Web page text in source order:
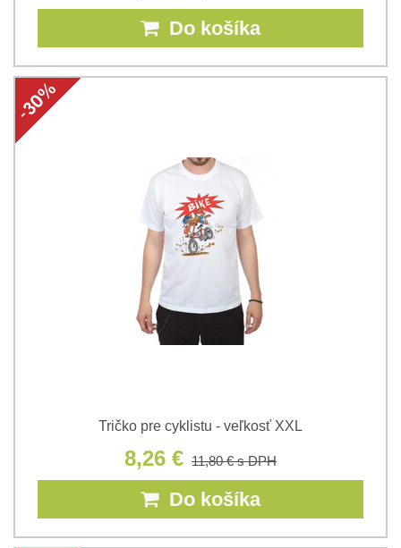
Do košíka
Tričko pre cyklistu - veľkosť XXL
8,26 € 11,80 €s DPH
Do košíka